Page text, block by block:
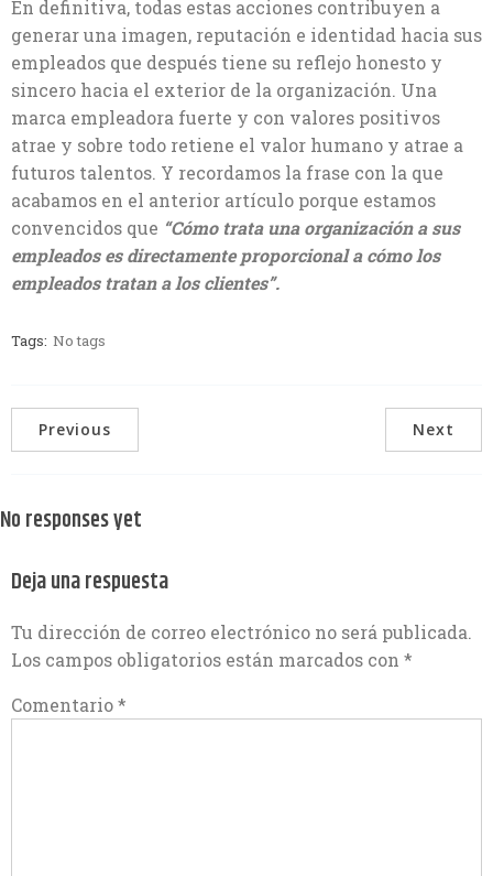
En definitiva, todas estas acciones contribuyen a
generar una imagen, reputación e identidad hacia sus
empleados que después tiene su reflejo honesto y
sincero hacia el exterior de la organización. Una
marca empleadora fuerte y con valores positivos
atrae y sobre todo retiene el valor humano y atrae a
futuros talentos. Y recordamos la frase con la que
acabamos en el anterior artículo porque estamos
convencidos que “Cómo trata una organización a sus
empleados es directamente proporcional a cómo los
empleados tratan a los clientes”.
Tags: No tags
Previous Next
No responses yet
Deja una respuesta
Tu dirección de correo electrónico no será publicada.
Los campos obligatorios están marcados con *
Comentario*